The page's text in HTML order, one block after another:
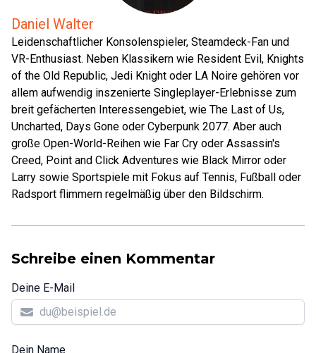
Daniel Walter
Leidenschaftlicher Konsolenspieler, Steamdeck-Fan und
VR-Enthusiast. Neben Klassikern wie Resident Evil, Knights
of the Old Republic, Jedi Knight oder LA Noire gehören vor
allem aufwendig inszenierte Singleplayer-Erlebnisse zum
breit gefächerten Interessengebiet, wie The Last of Us,
Uncharted, Days Gone oder Cyberpunk 2077. Aber auch
große Open-World-Reihen wie Far Cry oder Assassin's
Creed, Point and Click Adventures wie Black Mirror oder
Larry sowie Sportspiele mit Fokus auf Tennis, Fußball oder
Radsport flimmern regelmäßig über den Bildschirm.
Schreibe einen Kommentar
Deine E-Mail
Dein Name